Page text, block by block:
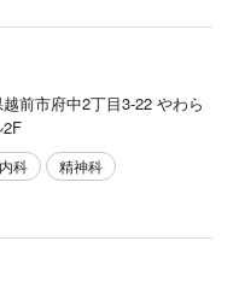
前市府中2丁目3‐22 やわら
2F
科 精神科